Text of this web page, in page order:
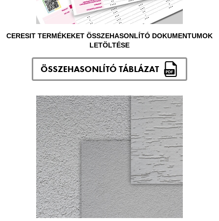
CERESIT TERMÉKEKET ÖSSZEHASONLÍTÓ DOKUMENTUMOK
LETÖLTÉSE
ÖSSZEHASONLÍTÓ TÁBLÁZAT